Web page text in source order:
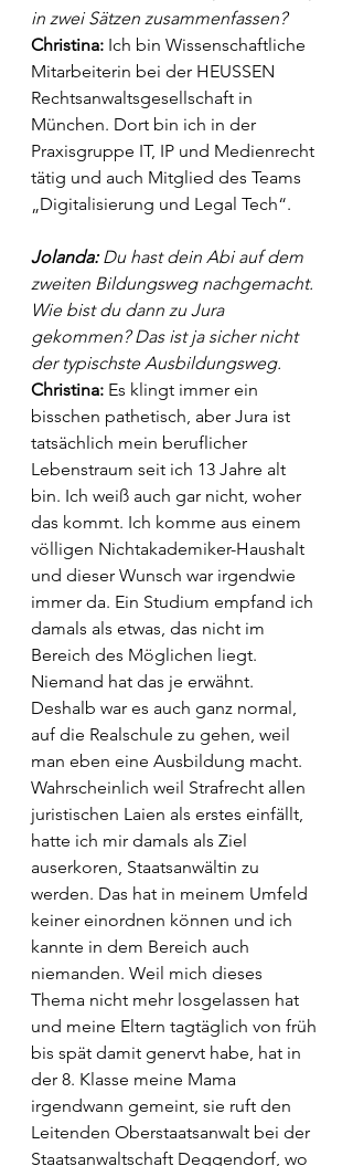
in zwei Sätzen zusammenfassen?
Christina: Ich bin Wissenschaftliche
Mitarbeiterin bei der HEUSSEN
Rechtsanwaltsgesellschaft in
München. Dort bin ich in der
Praxisgruppe IT, IP und Medienrecht
tätig und auch Mitglied des Teams
„Digitalisierung und Legal Tech“.
Jolanda: Du hast dein Abi auf dem
zweiten Bildungsweg nachgemacht.
Wie bist du dann zu Jura
gekommen? Das ist ja sicher nicht
der typischste Ausbildungsweg.
Christina: Es klingt immer ein
bisschen pathetisch, aber Jura ist
tatsächlich mein beruflicher
Lebenstraum seit ich 13 Jahre alt
bin. Ich weiß auch gar nicht, woher
das kommt. Ich komme aus einem
völligen Nichtakademiker-Haushalt
und dieser Wunsch war irgendwie
immer da. Ein Studium empfand ich
damals als etwas, das nicht im
Bereich des Möglichen liegt.
Niemand hat das je erwähnt.
Deshalb war es auch ganz normal,
auf die Realschule zu gehen, weil
man eben eine Ausbildung macht.
Wahrscheinlich weil Strafrecht allen
juristischen Laien als erstes einfällt,
hatte ich mir damals als Ziel
auserkoren, Staatsanwältin zu
werden. Das hat in meinem Umfeld
keiner einordnen können und ich
kannte in dem Bereich auch
niemanden. Weil mich dieses
Thema nicht mehr losgelassen hat
und meine Eltern tagtäglich von früh
bis spät damit genervt habe, hat in
der 8. Klasse meine Mama
irgendwann gemeint, sie ruft den
Leitenden Oberstaatsanwalt bei der
Staatsanwaltschaft Deggendorf, wo